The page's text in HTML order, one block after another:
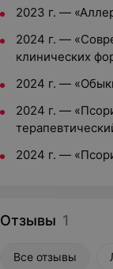
2023 г. —
2024 г. —
клинических
2024 г. —
2024 г. —
2024 г. —
Отзывы 1
Все отзывы